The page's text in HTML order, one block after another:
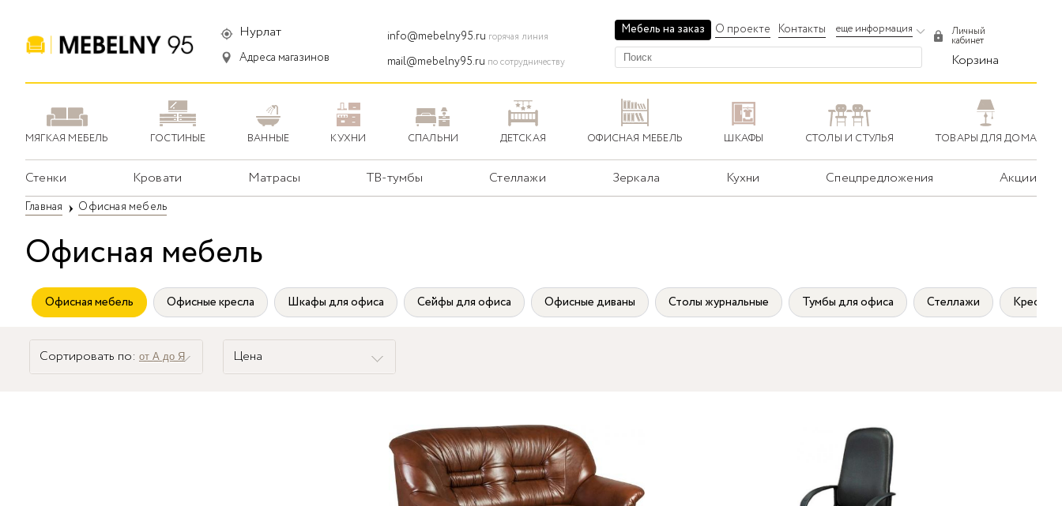
Нурлат
Адреса магазинов
info@mebelny95.ru горячая линия
mail@mebelny95.ru по сотрудничеству
Мебель на заказ О проекте Контакты еще информация Личный
кабинет
Корзина
МЯГКАЯ МЕБЕЛЬ ГОСТИНЫЕ ВАННЫЕ КУХНИ СПАЛЬНИ ДЕТСКАЯ ОФИСНАЯ МЕБЕЛЬ ШКАФЫ СТОЛЫ И СТУЛЬЯ ТОВАРЫ ДЛЯ ДОМА
Стенки Кровати Матрасы ТВ-тумбы Стеллажи Зеркала Кухни Спецпредложения Акции
Главная Офисная мебель
Офисная мебель
Офисная мебель Офисные кресла Шкафы для офиса Сейфы для офиса Офисные диваны Столы журнальные Тумбы для офиса Стеллажи Кресла
Сортировать по: от А до Я Цена